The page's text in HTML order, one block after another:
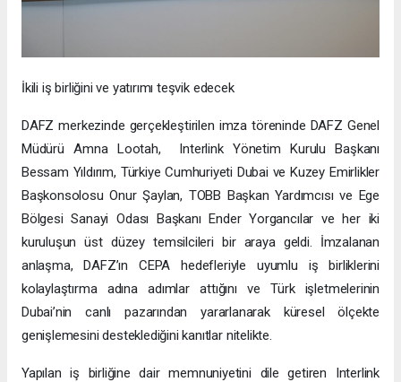
İkili iş birliğini ve yatırımı teşvik edecek
DAFZ merkezinde gerçekleştirilen imza töreninde DAFZ Genel
Müdürü Amna Lootah, Interlink Yönetim Kurulu Başkanı
Bessam Yıldırım, Türkiye Cumhuriyeti Dubai ve Kuzey Emirlikler
Başkonsolosu Onur Şaylan, TOBB Başkan Yardımcısı ve Ege
Bölgesi Sanayi Odası Başkanı Ender Yorgancılar ve her iki
kuruluşun üst düzey temsilcileri bir araya geldi. İmzalanan
anlaşma, DAFZ’ın CEPA hedefleriyle uyumlu iş birliklerini
kolaylaştırma adına adımlar attığını ve Türk işletmelerinin
Dubai’nin canlı pazarından yararlanarak küresel ölçekte
genişlemesini desteklediğini kanıtlar nitelikte.
Yapılan iş birliğine dair memnuniyetini dile getiren Interlink